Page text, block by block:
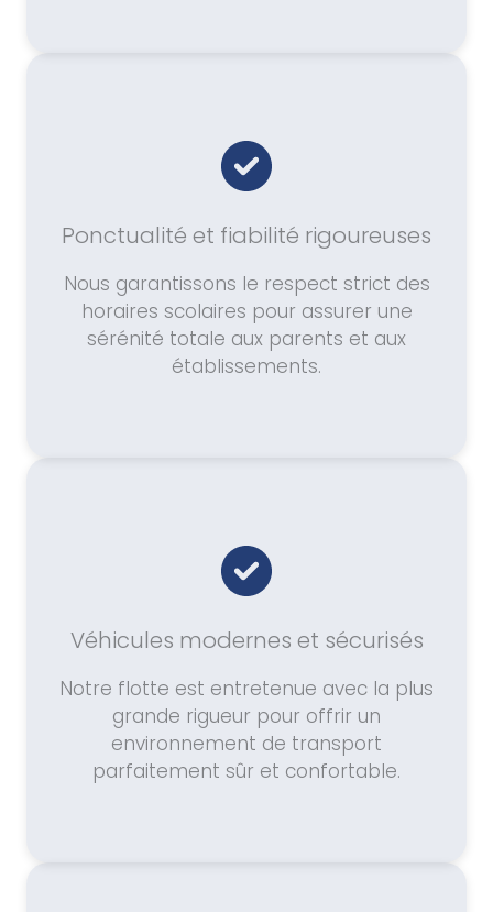
Ponctualité et fiabilité rigoureuses
Nous garantissons le respect strict des
horaires scolaires pour assurer une
sérénité totale aux parents et aux
établissements.
Véhicules modernes et sécurisés
Notre flotte est entretenue avec la plus
grande rigueur pour offrir un
environnement de transport
parfaitement sûr et confortable.